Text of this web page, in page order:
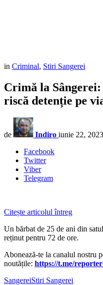
in Criminal, Stiri Sangerei
Crimă la
riscă detenție pe
de Indiro iunie 22,
Facebook
Twitter
Viber
Telegram
Citește articolul întreg
Un bărbat de 25 de ani din
reținut pentru 72 de ore.
Abonează-te la canalul nostru
noutățile: https://t.me/
SangereiStiri Sangerei